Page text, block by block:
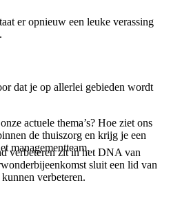
er opnieuw een leuke verassing
dat je op allerlei gebieden wordt
actuele thema’s? Hoe ziet ons
de thuiszorg en krijg je een
managementteam.
verbeteren zit in het DNA van
sluit een lid van
verbeteren.